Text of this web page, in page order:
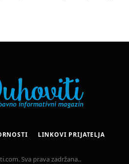
LINKOVI PRIJATELJA
Sva prava zadržana..